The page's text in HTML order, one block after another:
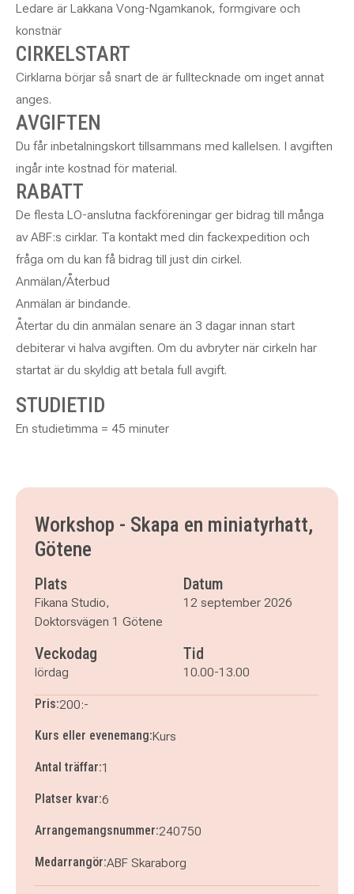
Ledare är Lakkana Vong-Ngamkanok, formgivare och
konstnär
CIRKELSTART
Cirklarna börjar så snart de är fulltecknade om inget annat
anges.
AVGIFTEN
Du får inbetalningskort tillsammans med kallelsen. I avgiften
ingår inte kostnad för material.
RABATT
De flesta LO-anslutna fackföreningar ger bidrag till många
av ABF:s cirklar. Ta kontakt med din fackexpedition och
fråga om du kan få bidrag till just din cirkel.
Anmälan/Återbud
Anmälan är bindande.
Återtar du din anmälan senare än 3 dagar innan start
debiterar vi halva avgiften. Om du avbryter när cirkeln har
startat är du skyldig att betala full avgift.
STUDIETID
En studietimma = 45 minuter
Workshop - Skapa en miniatyrhatt,
Götene
Plats
Fikana Studio,
Doktorsvägen 1 Götene
Datum
12 september 2026
Veckodag
lördag
Tid
10.00-13.00
Pris:200:-
Kurs eller evenemang:Kurs
Antal träffar:1
Platser kvar:6
Arrangemangsnummer:240750
Medarrangör:ABF Skaraborg